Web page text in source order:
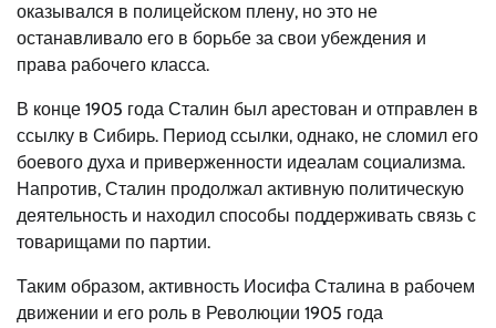
оказывался в полицейском плену, но это не
останавливало его в борьбе за свои убеждения и
права рабочего класса.
В конце 1905 года Сталин был арестован и отправлен в
ссылку в Сибирь. Период ссылки, однако, не сломил его
боевого духа и приверженности идеалам социализма.
Напротив, Сталин продолжал активную политическую
деятельность и находил способы поддерживать связь с
товарищами по партии.
Таким образом, активность Иосифа Сталина в рабочем
движении и его роль в Революции 1905 года